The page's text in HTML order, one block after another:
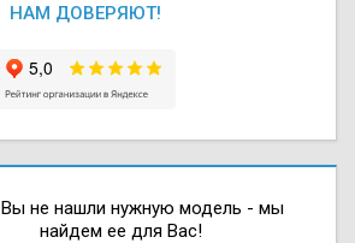
НАМ ДОВЕРЯЮТ!
Вы не нашли нужную модель - мы
найдем ее для Вас!